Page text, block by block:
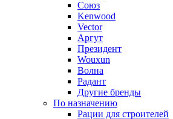
Союз
Kenwood
Vector
Аргут
Президент
Wouxun
Волна
Радант
Другие бренды
По назначению
Рации для строителей